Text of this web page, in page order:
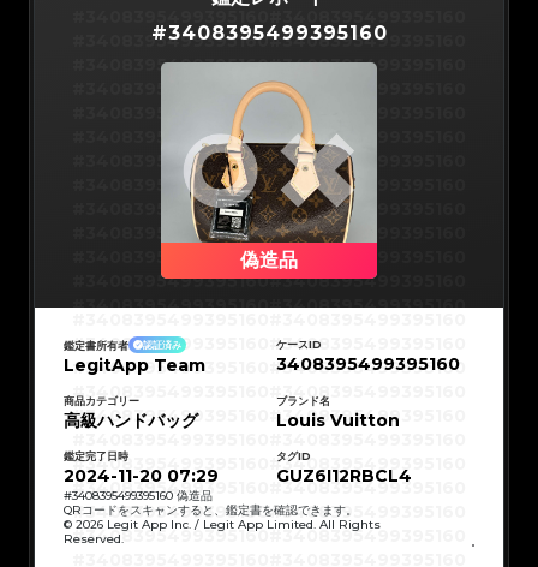
#3066123689299189
#3066123689299189
#3066123689299189#3066123689299189
#3066123689299189#3066123689299189
#3066123689299189#3066123689299189
#3066123689299189
#3066123689299189
#3066123689299189
#3066123689299189
#3066123689299189#3066123689299189
#3066123689299189#3066123689299189
#3066123689299189#3066123689299189
#3066123689299189#3066123689299189
#3066123689299189#3066123689299189
#3066123689299189#3066123689299189
#3066123689299189
#3066123689299189
#3066123689299189
#3066123689299189
#3066123689299189
#3066123689299189
#3066123689299189
#3066123689299189
#3066123689299189
#3066123689299189
#3066123689299189
#3066123689299189#3066123689299189
#3066123689299189
#3066123689299189#3066123689299189
#3066123689299189
#3066123689299189
#3066123689299189#3066123689299189
#3066123689299189
#3066123689299189
#3066123689299189#3066123689299189
#3066123689299189#3066123689299189
#3066123689299189#3066123689299189
#3066123689299189#3066123689299189
#3066123689299189#3066123689299189
#3066123689299189#3066123689299189
#3066123689299189#3066123689299189
#3066123689299189
#3066123689299189
#3066123689299189
#3066123689299189
#3066123689299189
#3066123689299189
#3066123689299189
#3066123689299189
#3066123689299189
#3066123689299189
#3066123689299189
#3066123689299189#3066123689299189
#3066123689299189#3066123689299189
#3408395499395160#3408395499395160
#3408395499395160#3408395499395160
#3408395499395160#3408395499395160
#3408395499395160
#3408395499395160
#3408395499395160
#3408395499395160
#3408395499395160#3408395499395160
#3408395499395160#3408395499395160
#3408395499395160#3408395499395160
#3408395499395160#3408395499395160
#3408395499395160#3408395499395160
#3408395499395160#3408395499395160
#3408395499395160#3408395499395160
#3408395499395160
#3408395499395160
#3408395499395160
#3408395499395160
#3408395499395160
#3408395499395160
#3408395499395160
#3408395499395160
#3408395499395160
#3408395499395160
#3408395499395160
#3408395499395160
#3408395499395160
#3408395499395160#3408395499395160
#3408395499395160
#3408395499395160
偽造品
#3408395499395160
#3408395499395160
#3408395499395160
#3408395499395160
#3408395499395160
#3408395499395160
#3408395499395160
#3408395499395160
#3408395499395160
#3408395499395160
#3408395499395160
#3408395499395160
#3408395499395160#3408395499395160
#3408395499395160#3408395499395160
鑑定書所有者 認証済み
LegitApp Team
ケースID
3408395499395160
商品カテゴリー
高級ハンドバッグ
ブランド名
Louis Vuitton
鑑定完了日時
2024-11-20 07:29
タグID
GUZ6I12RBCL4
#3408395499395160 偽造品
QRコードをスキャンすると、鑑定書を確認できます。
© 2026 Legit App Inc. / Legit App Limited. All Rights
Reserved.